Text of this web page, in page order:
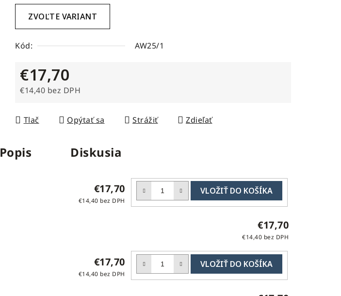
ZVOĽTE VARIANT
Kód: AW25/1
€17,70
€14,40 bez DPH
Tlač
Opýtať sa Strážiť Zdieľať
Popis Diskusia
€17,70
€14,40 bez DPH
DO
KOŠÍKA
€17,70
€14,40 bez DPH
€17,70
€14,40 bez DPH
DO
KOŠÍKA